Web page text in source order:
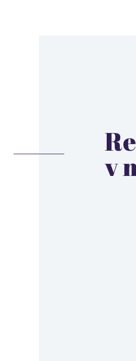
v